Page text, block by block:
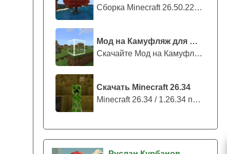
Сборка Minecraft 26.50.22 / 1.26.50.2...
Мод на Камуфляж для Майнкрафт ПЕ
Скачайте Мод на Камуфляж на Майнкрафт...
Скачать Minecraft 26.34
Minecraft 26.34 / 1.26.34 представляе...